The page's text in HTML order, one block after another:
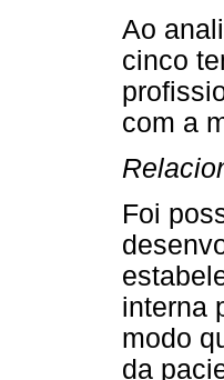
Ao
cinco
com a
Foi
interna
modo
da